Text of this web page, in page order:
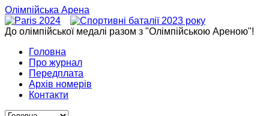
Олімпійська Арена
До олімпійської медалі разом з "Олімпійською Ареною"!
Головна
Про журнал
Передплата
Архів номерів
Контакти